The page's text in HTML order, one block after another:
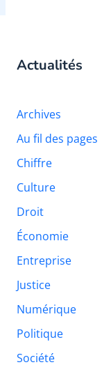
Actualités
Archives
Au fil des pages
Chiffre
Culture
Droit
Économie
Entreprise
Justice
Numérique
Politique
Société